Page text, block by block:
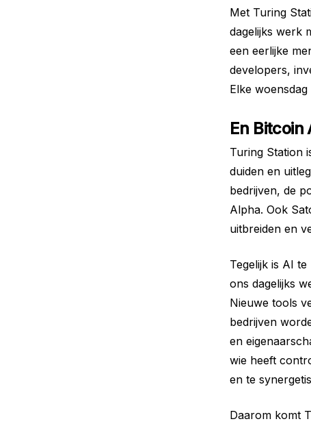
Met Turing
dagelijks werk
een eerlijke
developers,
Elke
En Bitcoin
Turing Station
duiden en
bedrijven, de
Alpha. Ook
uitbreiden en
Tegelijk is AI
ons dagelijks
Nieuwe tools
bedrijven
en
wie heeft
en te
Daarom komt